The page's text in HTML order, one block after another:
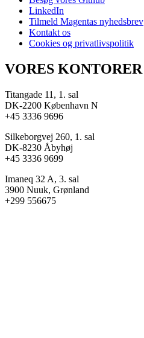
LinkedIn
Tilmeld Magentas nyhedsbrev
Kontakt os
Cookies og privatlivspolitik
VORES KONTORER
Titangade 11, 1. sal
DK-2200 København N
+45 3336 9696
Silkeborgvej 260, 1. sal
DK-8230 Åbyhøj
+45 3336 9699
Imaneq 32 A, 3. sal
3900 Nuuk, Grønland
+299 556675